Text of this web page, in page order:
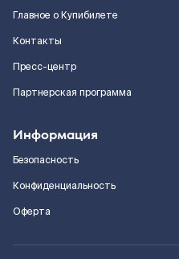
Главное о Купибилете
Контакты
Пресс-центр
Партнерская программа
Информация
Безопасность
Конфиденциальность
Оферта